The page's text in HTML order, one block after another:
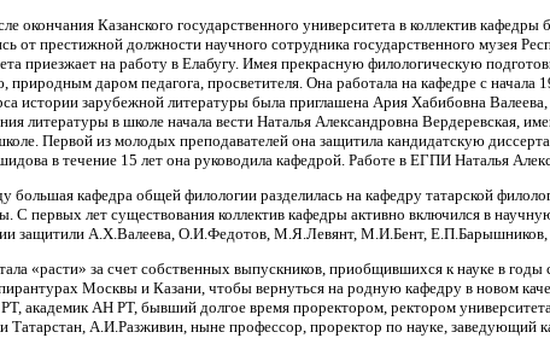
окончания Казанского государственного университета в коллектив кафедры
от престижной должности научного сотрудника государственного музея
приезжает на работу в Елабугу. Имея прекрасную филологическую
природным даром педагога, просветителя. Она работала на кафедре с начала
истории зарубежной литературы была приглашена Ария Хабибовна
литературы в школе начала вести Наталья Александровна Вердеревская,
Первой из молодых преподавателей она защитила кандидатскую
в течение 15 лет она руководила кафедрой. Работе в ЕГПИ Наталья
большая кафедра общей филологии разделилась на кафедру татарской
С первых лет существования коллектив кафедры активно включился в
защитили А.Х.Валеева, О.И.Федотов, М.Я.Левянт, М.И.Бент, Е.П.Барышников,
«расти» за счет собственных выпускников, приобщившихся к науке в
Москвы и Казани, чтобы вернуться на родную кафедру в новом
РТ, академик АН РТ, бывший долгое время проректором, ректором
Татарстан, А.И.Разживин, ныне профессор, проректор по науке, заведующий